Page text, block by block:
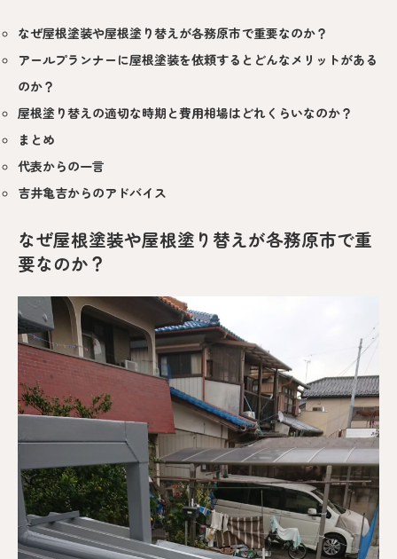
なぜ屋根塗装や屋根塗り替えが各務原市で重要なのか？
アールプランナーに屋根塗装を依頼するとどんなメリットがある
のか？
屋根塗り替えの適切な時期と費用相場はどれくらいなのか？
まとめ
代表からの一言
吉井亀吉からのアドバイス
なぜ屋根塗装や屋根塗り替えが各務原市で重
要なのか？